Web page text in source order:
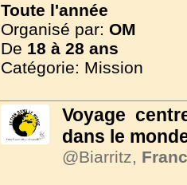
Toute l'année
Organisé par: OM
De 18 à 28 ans
Catégorie: Mission
Voyage
dans le
@Biarritz,